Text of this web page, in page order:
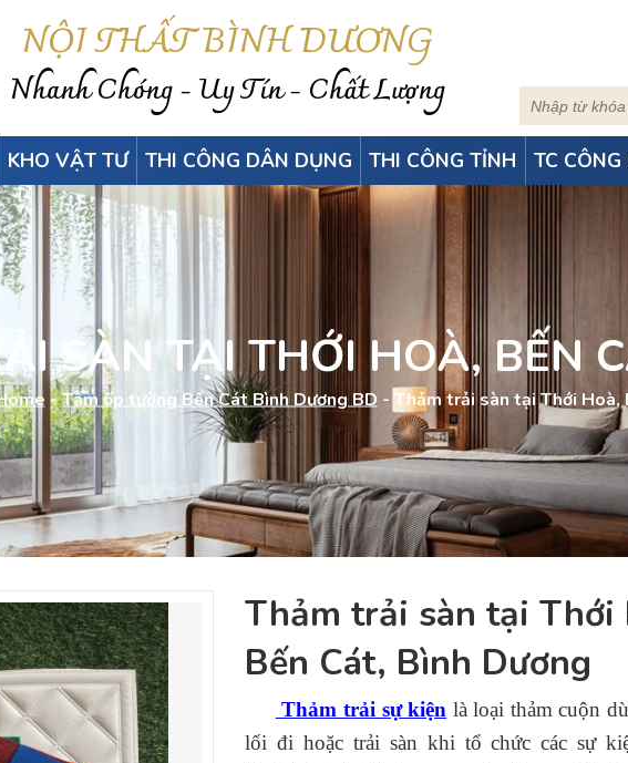
NỘI THẤT BÌNH DƯƠNG
Nhanh Chóng - Uy Tín - Chất Lượng
KHO VẬT TƯ THI CÔNG DÂN DỤNG THI CÔNG TỈNH TC CÔNG
SÀN TẠI THỚI HOÀ, BẾN
-Tấm ốp tường Bến Cát Bình Dương BD- Thảm trải sàn tại Thới Hoà,
Thảm trải sàn tại Thới
Bến Cát, Bình Dương
Thảm trải sự kiện là loại thảm cuộn
lối đi hoặc trải sàn khi tổ chức các sự